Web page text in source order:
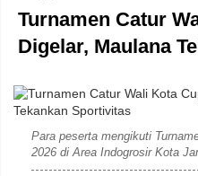
Turnamen Catur
Digelar, Maulana
Para peserta mengikuti
2026 di Area Indogrosir Kota